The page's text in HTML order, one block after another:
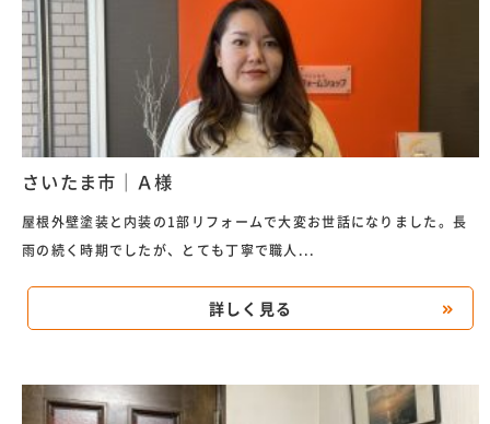
さいたま市｜Ａ様
屋根外壁塗装と内装の1部リフォームで大変お世話になりました。長
雨の続く時期でしたが、とても丁寧で職人...
詳しく見る